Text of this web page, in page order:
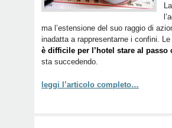
ma l’estensione del suo raggio di
inadatta a rappresentarne i confini.
è difficile per l’hotel stare al passo
sta succedendo.
leggi l’articolo completo…